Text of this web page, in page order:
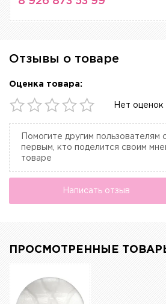
Отзывы о товаре
Оценка товара:
Нет оценок
Помогите другим пользователям
первым, кто поделится своим
товаре
Написать отзыв
ПРОСМОТРЕННЫЕ